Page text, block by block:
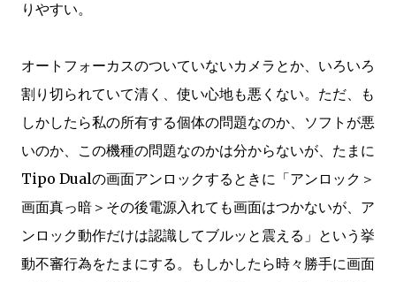
りやすい。
オートフォーカスのついていないカメラとか、いろいろ
割り切られていて清く、使い心地も悪くない。ただ、も
しかしたら私の所有する個体の問題なのか、ソフトが悪
いのか、この機種の問題なのかは分からないが、たまに
Tipo Dualの画面アンロックするときに「アンロック＞
画面真っ暗＞その後電源入れても画面はつかないが、ア
ンロック動作だけは認識してブルッと震える」という挙
動不審行為をたまにする。もしかしたら時々勝手に画面